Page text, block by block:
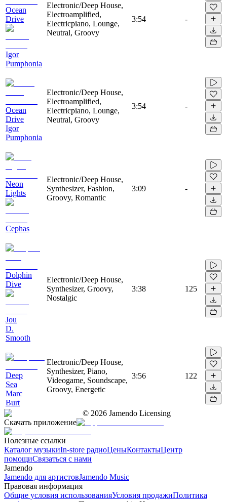
Ocean
Drive
Igor
Pumphonia
Electronic/Deep House,
Electroamplified,
Electricpiano, Lounge,
Neutral, Groovy
3:54 -
Ocean
Drive
Igor
Pumphonia
Electronic/Deep House,
Electroamplified,
Electricpiano, Lounge,
Neutral, Groovy
3:54 -
Neon
Lights
Cephas
Electronic/Deep House,
Synthesizer, Fashion,
Groovy, Romantic
3:09 -
Dolphin
Dive
Jou
D.
Smooth
Electronic/Deep House,
Synthesizer, Groovy,
Nostalgic
3:38 125
Deep
Sea
Marc
Burt
Electronic/Deep House,
Synthesizer, Piano,
Videogame, Soundscape,
Groovy, Energetic
3:56 122
© 2026 Jamendo Licensing
Скачать приложение
Полезные ссылки
Каталог музыкиIn-store радиоЦеныКонтактыЦентр
помощиСвязаться с нами
Jamendo
Jamendo для артистовJamendo Music
Правовая информация
Общие условия использованияУсловия продажиПолитика